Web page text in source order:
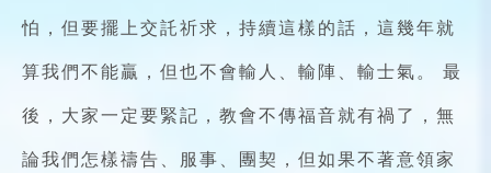
怕，但要擺上交託祈求，持續這樣的話，這幾年就
算我們不能贏，但也不會輸人、輸陣、輸士氣。 最
後，大家一定要緊記，教會不傳福音就有禍了，無
論我們怎樣禱告、服事、團契，但如果不著意領家